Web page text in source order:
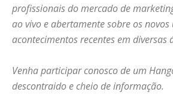
profissionais do mercado de
ao vivo e abertamente sobre os novos
acontecimentos recentes em diversas
Venha participar conosco de um
descontraido e cheio de informação.